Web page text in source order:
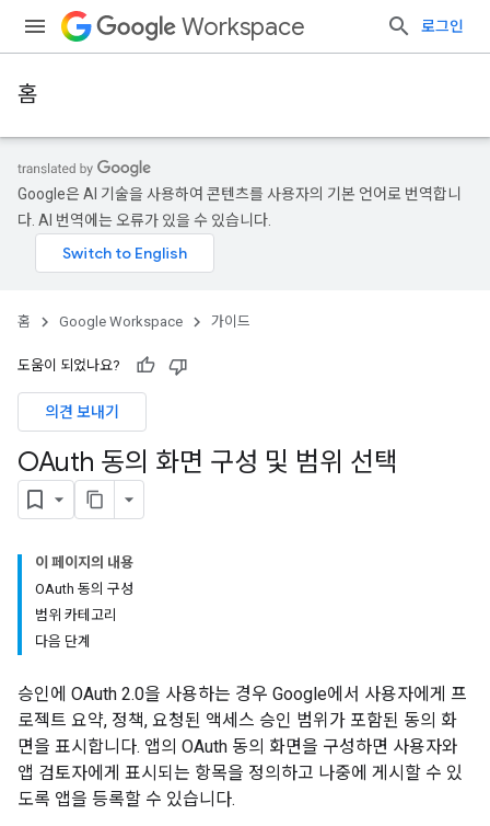
Workspace 로그인
홈
Google은 AI 기술을 사용하여 콘텐츠를 사용자의 기본 언어로 번역합니
다. AI 번역에는 오류가 있을 수 있습니다.
홈 Google Workspace 가이드
도움이 되었나요?
의견 보내기
OAuth 동의 화면 구성 및 범위 선택
이 페이지의 내용
OAuth 동의 구성
범위 카테고리
다음 단계
승인에 OAuth 2.0을 사용하는 경우 Google에서 사용자에게 프
로젝트 요약, 정책, 요청된 액세스 승인 범위가 포함된 동의 화
면을 표시합니다. 앱의 OAuth 동의 화면을 구성하면 사용자와
앱 검토자에게 표시되는 항목을 정의하고 나중에 게시할 수 있
도록 앱을 등록할 수 있습니다.